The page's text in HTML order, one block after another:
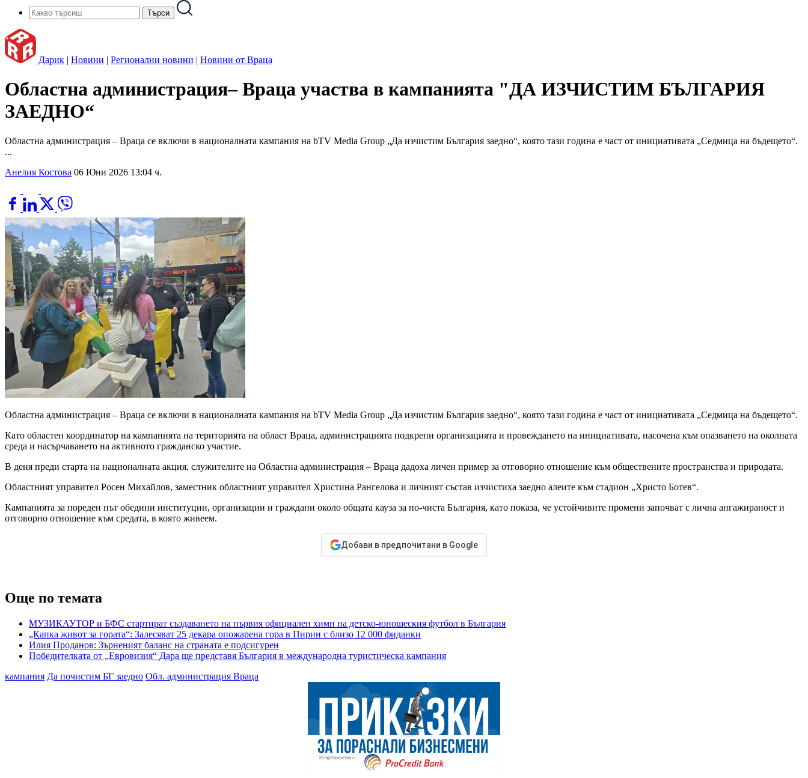
Дарик | Новини | Регионални новини | Новини от Враца
Областна администрация– Враца участва в кампанията "ДА ИЗЧИСТИМ БЪЛГАРИЯ
ЗАЕДНО“
Областна администрация – Враца се включи в националната кампания на bTV Media Group „Да изчистим България заедно“, която тази година е част от инициативата „Седмица на бъдещето“.
...
Анелия Костова 06 Юни 2026 13:04 ч.
Областна администрация – Враца се включи в националната кампания на bTV Media Group „Да изчистим България заедно“, която тази година е част от инициативата „Седмица на бъдещето“.
Като областен координатор на кампанията на територията на област Враца, администрацията подкрепи организацията и провеждането на инициативата, насочена към опазването на околната
среда и насърчаването на активното гражданско участие.
В деня преди старта на националната акция, служителите на Областна администрация – Враца дадоха личен пример за отговорно отношение към обществените пространства и природата.
Областният управител Росен Михайлов, заместник областният управител Христина Рангелова и личният състав изчистиха заедно алеите към стадион „Христо Ботев“.
Кампанията за пореден път обедини институции, организации и граждани около общата кауза за по-чиста България, като показа, че устойчивите промени започват с лична ангажираност и
отговорно отношение към средата, в която живеем.
Добави в предпочитани в Google
Още по темата
МУЗИКАУТОР и БФС стартират създаването на първия официален химн на детско-юношеския футбол в България
„Капка живот за гората“: Залесяват 25 декара опожарена гора в Пирин с близо 12 000 фиданки
Илия Проданов: Зърненият баланс на страната е подсигурен
Победителката от „Евровизия“ Дара ще представя България в международна туристическа кампания
кампания Да почистим БГ заедно Обл. администрация Враца